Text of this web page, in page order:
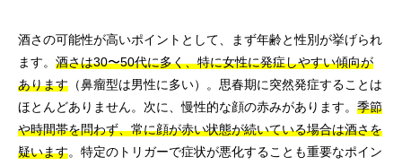
酒さの可能性が高いポイントとして、まず年齢と性別が挙げられ
ます。 酒さは30〜50代に多く、特に女性に発症しやすい傾向が
あります （鼻瘤型は男性に多い）。思春期に突然発症することは
ほとんどありません。次に、慢性的な顔の赤みがあります。 季節
や時間帯を問わず、常に顔が赤い状態が続いている場合は酒さを
疑います。特定のトリガーで症状が悪化することも重要なポイン